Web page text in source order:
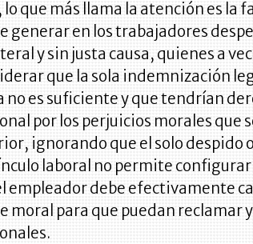
lo que más llama la atención es la
generar en los trabajadores
y sin justa causa, quienes a
que la sola indemnización
no es suficiente y que tendrían
por los perjuicios morales que
ignorando que el solo despido
laboral no permite
empleador debe efectivamente
moral para que puedan reclamar